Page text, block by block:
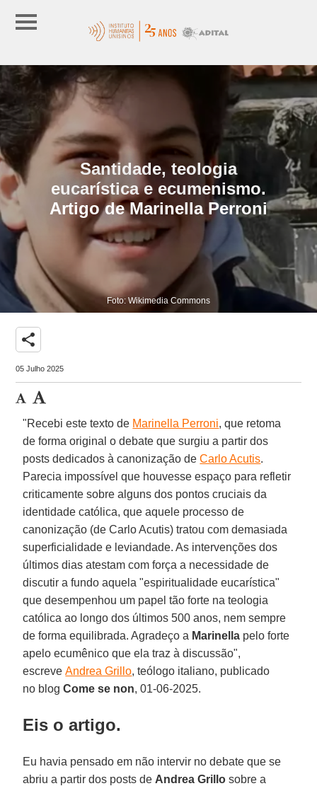
Santidade, teologia
eucarística e ecumenismo.
Artigo de Marinella Perroni
Foto: Wikimedia Commons
share
05 Julho 2025
"Recebi este texto de Marinella Perroni, que retoma
de forma original o debate que surgiu a partir dos
posts dedicados à canonização deCarlo Acutis.
Parecia impossível que houvesse espaço para refletir
criticamente sobre alguns dos pontos cruciais da
identidade católica, que aquele processo de
canonização (de Carlo Acutis) tratou com demasiada
superficialidade e leviandade. As intervenções dos
últimos dias atestam com força a necessidade de
discutir a fundo aquela "espiritualidade eucarística"
que desempenhou um papel tão forte na teologia
católica ao longo dos últimos 500 anos, nem sempre
de forma equilibrada. Agradeço a Marinella pelo forte
apelo ecumênico que ela traz à discussão",
escreveAndrea Grillo, teólogo italiano, publicado
no blog Come se non, 01-06-2025.
Eis o artigo.
Eu havia pensado em não intervir no debate que se
abriu a partir dos posts de Andrea Grillo sobre a